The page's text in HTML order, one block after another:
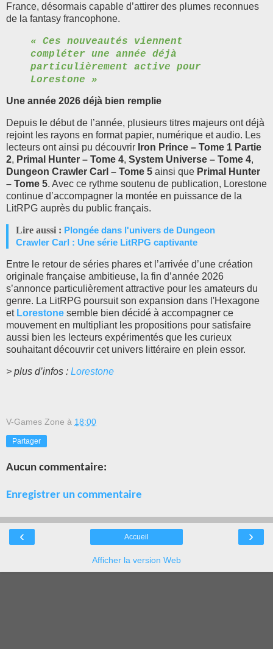
France, désormais capable d’attirer des plumes reconnues
de la fantasy francophone.
« Ces nouveautés viennent
compléter une année déjà
particulièrement active pour
Lorestone »
Une année 2026 déjà bien remplie
Depuis le début de l’année, plusieurs titres majeurs ont déjà
rejoint les rayons en format papier, numérique et audio. Les
lecteurs ont ainsi pu découvrir Iron Prince – Tome 1 Partie
2, Primal Hunter – Tome 4, System Universe – Tome 4,
Dungeon Crawler Carl – Tome 5 ainsi que Primal Hunter
– Tome 5. Avec ce rythme soutenu de publication, Lorestone
continue d’accompagner la montée en puissance de la
LitRPG auprès du public français.
Lire aussi : Plongée dans l'univers de Dungeon
Crawler Carl : Une série LitRPG captivante
Entre le retour de séries phares et l’arrivée d’une création
originale française ambitieuse, la fin d’année 2026
s’annonce particulièrement attractive pour les amateurs du
genre. La LitRPG poursuit son expansion dans l'Hexagone
et Lorestone semble bien décidé à accompagner ce
mouvement en multipliant les propositions pour satisfaire
aussi bien les lecteurs expérimentés que les curieux
souhaitant découvrir cet univers littéraire en plein essor.
> plus d’infos : Lorestone
V-Games Zone à 18:00
Partager
Aucun commentaire:
Enregistrer un commentaire
‹ ›
Accueil
Afficher la version Web